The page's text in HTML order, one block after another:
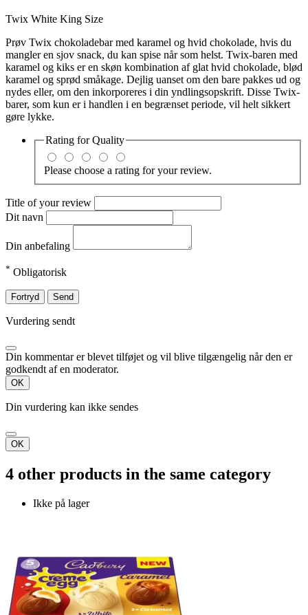
Twix White King Size
Prøv Twix chokoladebar med karamel og hvid chokolade, hvis du
mangler en sjov snack, du kan spise når som helst. Twix-baren med
karamel og kiks er en skøn kombination af glat hvid chokolade, blød
karamel og sprød småkage. Dejlig uanset om den bare pakkes ud og
nydes eller, om den inkorporeres i din yndlingsopskrift. Disse Twix-
barer, som kun er i handlen i en begrænset periode, vil helt sikkert
gøre lykke.
Rating forQuality
Please choose a rating for your review.
Title of your review
Dit navn
Din anbefaling
* Obligatorisk
Fortryd Send
Vurdering sendt
Din kommentar er blevet tilføjet og vil blive tilgængelig når den er
godkendt af en moderator.
OK
Din vurdering kan ikke sendes
OK
4 other products in the same category
Ikke på lager